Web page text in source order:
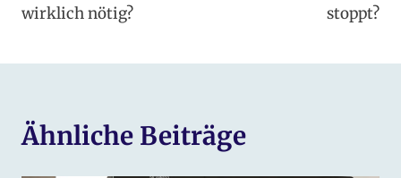
wirklich nötig?
stoppt?
Ähnliche Beiträge